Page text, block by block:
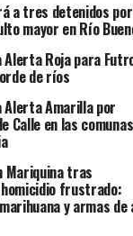
tras obtener una
al inmueble del
en la
de cannabis
domicilio. Además,
dinero en efectivo
a tres detenidos por
mayor en Río
Alerta Roja para
de ríos
Alerta Amarilla por
Calle en las
Mariquina tras
frustrado:
y armas de